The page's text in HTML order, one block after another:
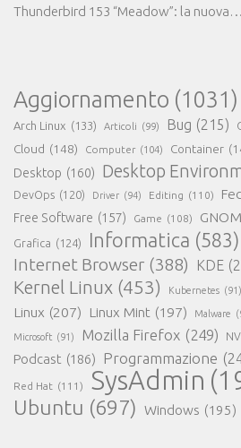
Thunderbird 153 “Meadow”: la nuova…
Aggiornamento (1031)
Arch Linux (133) Articoli (99) Bug (215)
Cloud (148) Computer (104) Container
Desktop (160) Desktop
DevOps (120) Driver (94) Editing (110)
Free Software (157) Game (108)
Grafica (124) Informatica (583)
Internet Browser (388) KDE
Kernel Linux (453) Kubernetes (91)
Linux (207) Linux Mint (197) Malware
Microsoft (91) Mozilla Firefox (249)
Podcast (186) Programmazione
Red Hat (111) SysAdmin
Ubuntu (697) Windows (195)